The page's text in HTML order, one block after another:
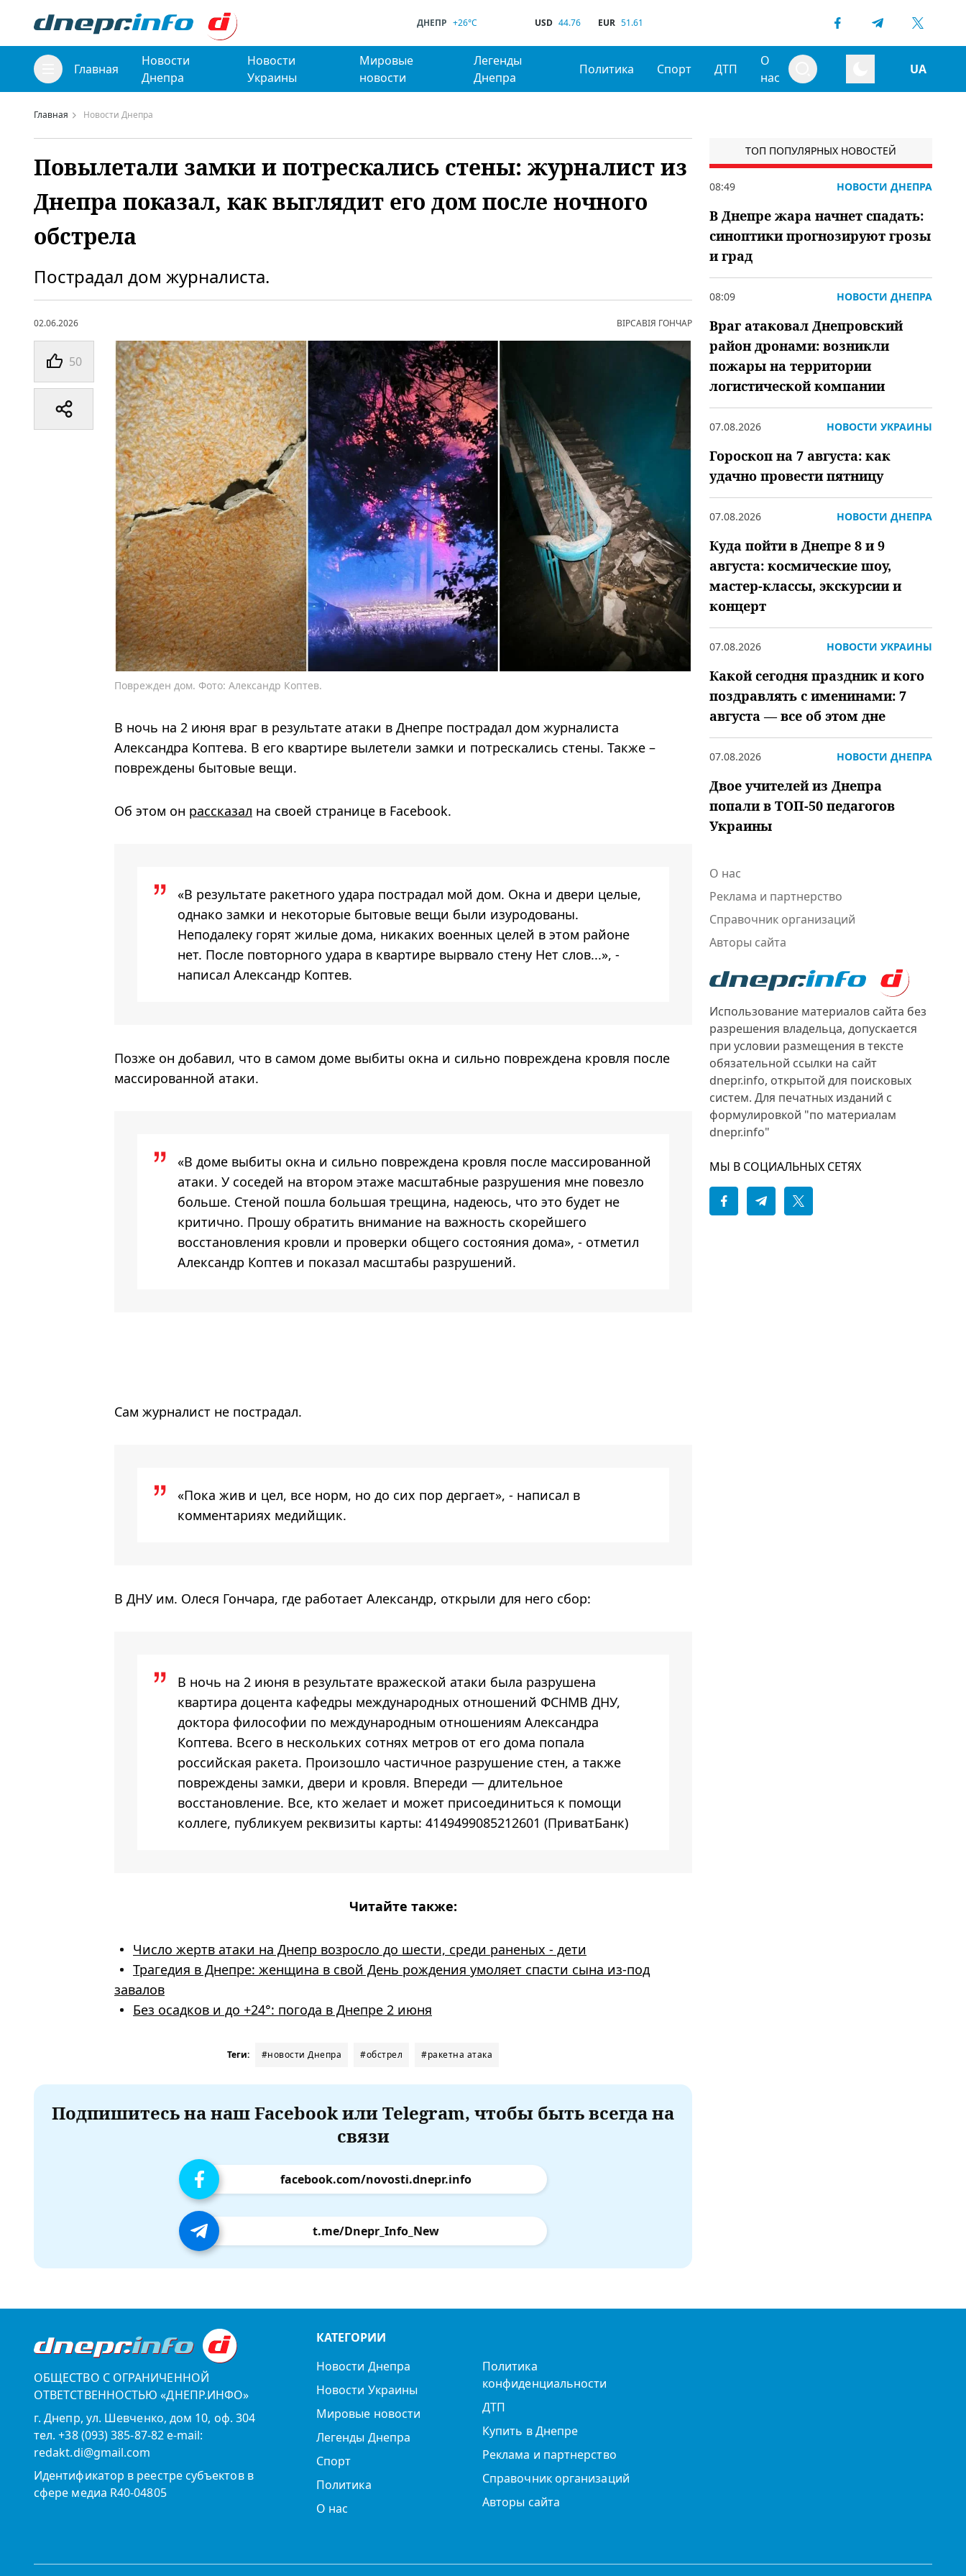
ДНЕПР +26°C USD 44.76 EUR 51.61
Главная
Новости
Днепра
Новости
Украины
Мировые
новости
Легенды
Днепра
Политика Спорт ДТП
О
нас
UA
Главная Новости Днепра
Повылетали замки и потрескались стены: журналист из
Днепра показал, как выглядит его дом после ночного
обстрела
Пострадал дом журналиста.
02.06.2026 ВІРСАВІЯ ГОНЧАР
50
Поврежден дом. Фото: Александр Коптев.
В ночь на 2 июня враг в результате атаки в Днепре пострадал дом журналиста
Александра Коптева. В его квартире вылетели замки и потрескались стены. Также –
повреждены бытовые вещи.
Об этом он рассказал на своей странице в Facebook.
«В результате ракетного удара пострадал мой дом. Окна и двери целые,
однако замки и некоторые бытовые вещи были изуродованы.
Неподалеку горят жилые дома, никаких военных целей в этом районе
нет. После повторного удара в квартире вырвало стену Нет слов...», -
написал Александр Коптев.
Позже он добавил, что в самом доме выбиты окна и сильно повреждена кровля после
массированной атаки.
«В доме выбиты окна и сильно повреждена кровля после массированной
атаки. У соседей на втором этаже масштабные разрушения мне повезло
больше. Стеной пошла большая трещина, надеюсь, что это будет не
критично. Прошу обратить внимание на важность скорейшего
восстановления кровли и проверки общего состояния дома», - отметил
Александр Коптев и показал масштабы разрушений.
Сам журналист не пострадал.
«Пока жив и цел, все норм, но до сих пор дергает», - написал в
комментариях медийщик.
В ДНУ им. Олеся Гончара, где работает Александр, открыли для него сбор:
В ночь на 2 июня в результате вражеской атаки была разрушена
квартира доцента кафедры международных отношений ФСНМВ ДНУ,
доктора философии по международным отношениям Александра
Коптева. Всего в нескольких сотнях метров от его дома попала
российская ракета. Произошло частичное разрушение стен, а также
повреждены замки, двери и кровля. Впереди — длительное
восстановление. Все, кто желает и может присоединиться к помощи
коллеге, публикуем реквизиты карты: 4149499085212601 (ПриватБанк)
Читайте также:
Число жертв атаки на Днепр возросло до шести, среди раненых - дети
Трагедия в Днепре: женщина в свой День рождения умоляет спасти сына из-под
завалов
Без осадков и до +24°: погода в Днепре 2 июня
Теги: #новости Днепра #обстрел #ракетна атака
Подпишитесь на наш Facebook или Telegram, чтобы быть всегда на
связи
facebook.com/novosti.dnepr.info
t.me/Dnepr_Info_New
ТОП ПОПУЛЯРНЫХ НОВОСТЕЙ
08:49 НОВОСТИ ДНЕПРА
В Днепре жара начнет спадать:
синоптики прогнозируют грозы
и град
08:09 НОВОСТИ ДНЕПРА
Враг атаковал Днепровский
район дронами: возникли
пожары на территории
логистической компании
07.08.2026 НОВОСТИ УКРАИНЫ
Гороскоп на 7 августа: как
удачно провести пятницу
07.08.2026 НОВОСТИ ДНЕПРА
Куда пойти в Днепре 8 и 9
августа: космические шоу,
мастер-классы, экскурсии и
концерт
07.08.2026 НОВОСТИ УКРАИНЫ
Какой сегодня праздник и кого
поздравлять с именинами: 7
августа — все об этом дне
07.08.2026 НОВОСТИ ДНЕПРА
Двое учителей из Днепра
попали в ТОП-50 педагогов
Украины
О нас
Реклама и партнерство
Справочник организаций
Авторы сайта
Использование материалов сайта без
разрешения владельца, допускается
при условии размещения в тексте
обязательной ссылки на сайт
dnepr.info, открытой для поисковых
систем. Для печатных изданий с
формулировкой "по материалам
dnepr.info"
МЫ В СОЦИАЛЬНЫХ СЕТЯХ
ОБЩЕСТВО С ОГРАНИЧЕННОЙ
ОТВЕТСТВЕННОСТЬЮ «ДНЕПР.ИНФО»
г. Днепр, ул. Шевченко, дом 10, оф. 304
тел. +38 (093) 385-87-82 e-mail:
redakt.di@gmail.com
Идентификатор в реестре субъектов в
сфере медиа R40-04805
КАТЕГОРИИ
Новости Днепра
Новости Украины
Мировые новости
Легенды Днепра
Спорт
Политика
О нас
Политика
конфиденциальности
ДТП
Купить в Днепре
Реклама и партнерство
Справочник организаций
Авторы сайта